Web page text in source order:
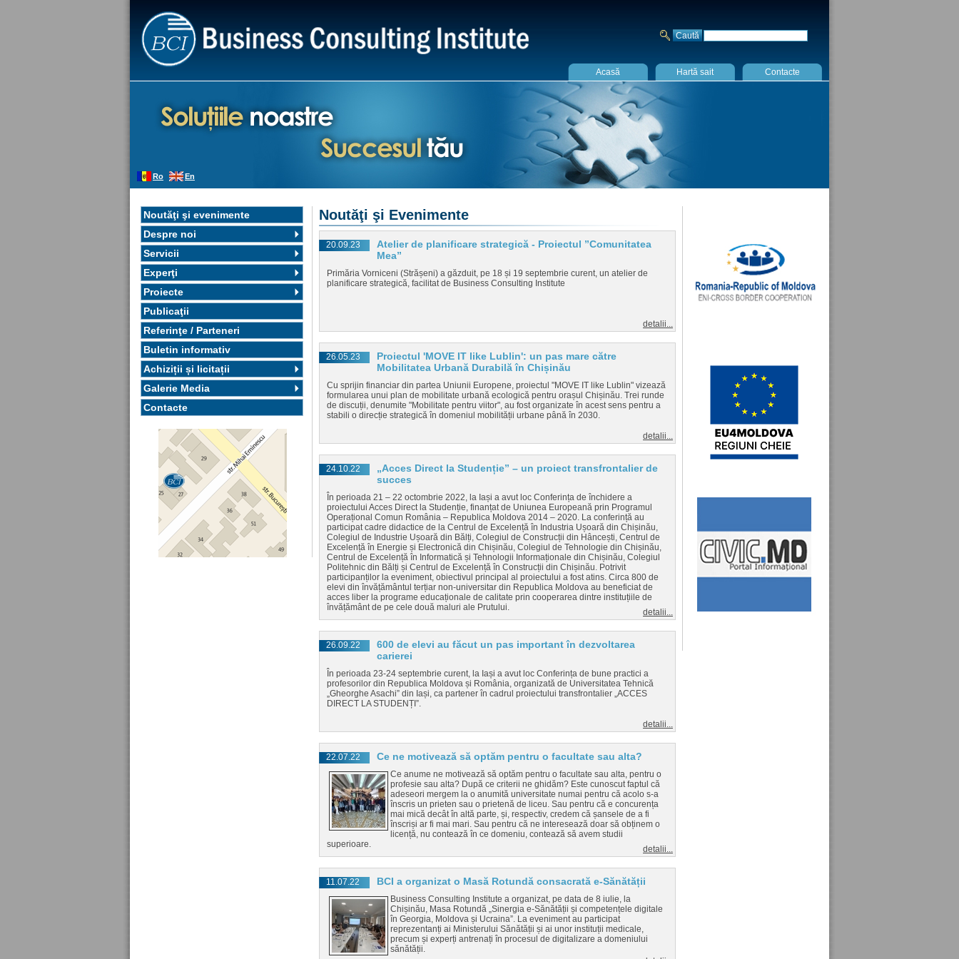
Contacte
Hartă sait
Acasă
Ro En
Noutăţi şi evenimente
Despre noi
Servicii
Experţi
Proiecte
Publicaţii
Referinţe / Parteneri
Buletin informativ
Achiziții și licitații
Galerie Media
Contacte
Noutăţi şi Evenimente
Atelier de planificare strategică - Proiectul ”Comunitatea
Mea”
Primăria Vorniceni (Strășeni) a găzduit, pe 18 și 19 septembrie curent, un atelier de
planificare strategică, facilitat de Business Consulting Institute
detalii...
20.09.23
Proiectul 'MOVE IT like Lublin': un pas mare către
Mobilitatea Urbană Durabilă în Chișinău
Cu sprijin financiar din partea Uniunii Europene, proiectul "MOVE IT like Lublin" vizează
formularea unui plan de mobilitate urbană ecologică pentru orașul Chișinău. Trei runde
de discuții, denumite "Mobilitate pentru viitor", au fost organizate în acest sens pentru a
stabili o direcție strategică în domeniul mobilității urbane până în 2030.
detalii...
26.05.23
„Acces Direct la Studenție” – un proiect transfrontalier de
succes
În perioada 21 – 22 octombrie 2022, la Iași a avut loc Conferința de închidere a
proiectului Acces Direct la Studenție, finanțat de Uniunea Europeană prin Programul
Operațional Comun România – Republica Moldova 2014 – 2020. La conferință au
participat cadre didactice de la Centrul de Excelență în Industria Ușoară din Chișinău,
Colegiul de Industrie Ușoară din Bălți, Colegiul de Construcții din Hâncești, Centrul de
Excelență în Energie și Electronică din Chișinău, Colegiul de Tehnologie din Chișinău,
Centrul de Excelență în Informatică și Tehnologii Informaționale din Chișinău, Colegiul
Politehnic din Bălți și Centrul de Excelență în Construcții din Chișinău. Potrivit
participanților la eveniment, obiectivul principal al proiectului a fost atins. Circa 800 de
elevi din învățământul terțiar non-universitar din Republica Moldova au beneficiat de
acces liber la programe educaționale de calitate prin cooperarea dintre instituțiile de
învățământ de pe cele două maluri ale Prutului.
detalii...
24.10.22
600 de elevi au făcut un pas important în dezvoltarea
carierei
În perioada 23-24 septembrie curent, la Iași a avut loc Conferința de bune practici a
profesorilor din Republica Moldova și România, organizată de Universitatea Tehnică
„Gheorghe Asachi” din Iași, ca partener în cadrul proiectului transfrontalier „ACCES
DIRECT LA STUDENȚI”.
detalii...
26.09.22
Ce ne motivează să optăm pentru o facultate sau alta?
Ce anume ne motivează să optăm pentru o facultate sau alta, pentru o
profesie sau alta? După ce criterii ne ghidăm? Este cunoscut faptul că
adeseori mergem la o anumită universitate numai pentru că acolo s-a
înscris un prieten sau o prietenă de liceu. Sau pentru că e concurența
mai mică decât în altă parte, și, respectiv, credem că șansele de a fi
înscriși ar fi mai mari. Sau pentru că ne interesează doar să obținem o
licență, nu contează în ce domeniu, contează să avem studii
superioare.
detalii...
22.07.22
BCI a organizat o Masă Rotundă consacrată e-Sănătății
Business Consulting Institute a organizat, pe data de 8 iulie, la
Chișinău, Masa Rotundă „Sinergia e-Sănătății și competențele digitale
în Georgia, Moldova și Ucraina”. La eveniment au participat
reprezentanți ai Ministerului Sănătății și ai unor instituții medicale,
precum și experți antrenați în procesul de digitalizare a domeniului
sănătății.
11.07.22